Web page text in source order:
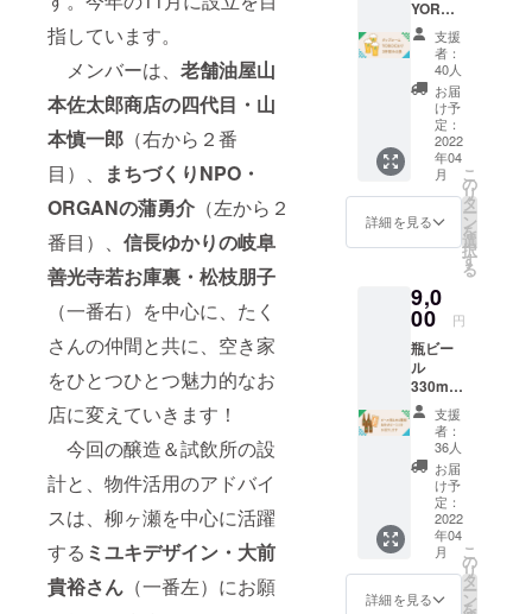
指しています。
メンバーは、 老舗油屋山
本佐太郎商店の四代目・山
本慎一郎 （右から２番
目）、
まちづくりNPO・
ORGANの蒲勇介 （左から２
番目）、 信長ゆかりの岐阜
善光寺若お庫裏・松枝朋子
（一番右）を中心に、たく
さんの仲間と共に、空き家
をひとつひとつ魅力的なお
店に変えていきます！
今回の醸造＆試飲所の設
計と、物件活用のアドバイ
スは、柳ヶ瀬を中心に活躍
する ミユキデザイン・大前
貴裕さん （一番左）にお願
造所の
造りた
ての
ビール
をゆっ
くりと
味わっ
てくだ
さいま
店後の
タップ
YOROC
Aは、週
末を中
心とし
てオー
プンの
予定で
す。
オープ
ン日は
webサ
イト等
でお知
らせし
ます。
※ご利用
可能な
期間
は、
YOROC
Aで3杯
飲める
券
タッ
プルー
YOROC
Aでお好
きなク
ラフト
ビール
を3杯
（1パイ
560ml
を3杯）
お楽し
みいた
だけま
す 醸造
所の造
りたて
のビー
ルを
ゆっく
りと味
わって
くださ
いませ
グルー
プでの
支援
者：
40人
お届
け予
定：
2022
年04
月
詳細を見る
こ
の
リ
タ
ー
ン
を
選
択
す
る
9,0
00 円
瓶ビー
ル
330ml 4
本（4種
類）&あ
ゆピー1
つをお
送りし
ます
（送料
み）
こ
のクラ
支援
者：
36人
お届
け予
定：
2022
年04
月
詳細を見る
こ
の
リ
タ
ー
ン
を